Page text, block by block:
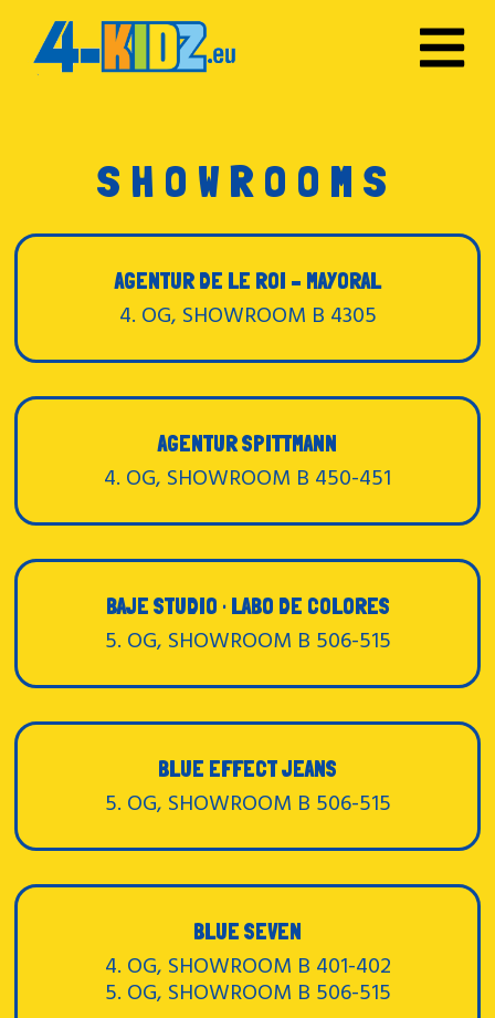
SHOWROOMS
AGENTUR DE LE ROI – MAYORAL
4. OG, SHOWROOM B 4305
AGENTUR SPITTMANN
4. OG, SHOWROOM B 450-451
BAJE STUDIO · LABO DE COLORES
5. OG, SHOWROOM B 506-515
BLUE EFFECT JEANS
5. OG, SHOWROOM B 506-515
BLUE SEVEN
4. OG, SHOWROOM B 401-402
5. OG, SHOWROOM B 506-515